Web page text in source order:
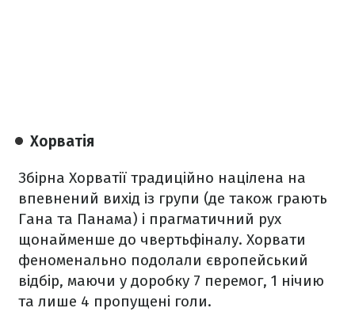
Хорватія
Збірна Хорватії традиційно націлена на
впевнений вихід із групи (де також грають
Гана та Панама) і прагматичний рух
щонайменше до чвертьфіналу. Хорвати
феноменально подолали європейський
відбір, маючи у доробку 7 перемог, 1 нічию
та лише 4 пропущені голи.